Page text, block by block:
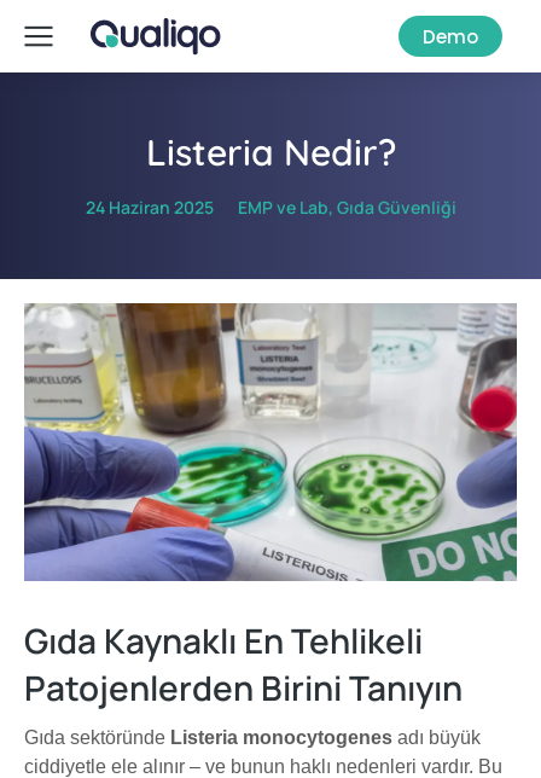
Demo
Listeria Nedir?
24 Haziran 2025 EMP ve Lab, Gıda Güvenliği
Gıda Kaynaklı En Tehlikeli
Patojenlerden Birini Tanıyın
Gıda sektöründe Listeria monocytogenes adı büyük
ciddiyetle ele alınır – ve bunun haklı nedenleri vardır. Bu